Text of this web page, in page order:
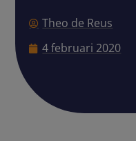
Theo de Reus
4 februari 2020